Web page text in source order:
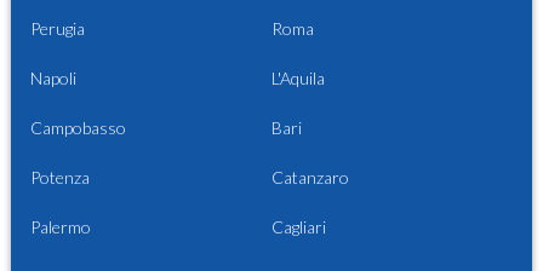
Perugia Roma
Napoli L'Aquila
Campobasso Bari
Potenza Catanzaro
Palermo Cagliari